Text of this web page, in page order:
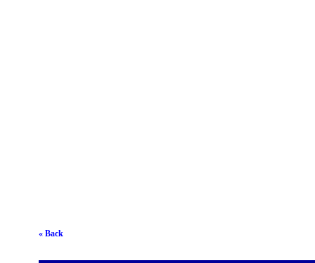
« Back